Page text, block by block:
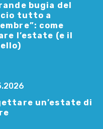
bugia del
tutto a
come
l’estate (e il
un’estate di